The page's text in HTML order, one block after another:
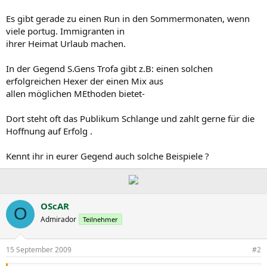
Es gibt gerade zu einen Run in den Sommermonaten, wenn
viele portug. Immigranten in
ihrer Heimat Urlaub machen.
In der Gegend S.Gens Trofa gibt z.B: einen solchen
erfolgreichen Hexer der einen Mix aus
allen möglichen MEthoden bietet-
Dort steht oft das Publikum Schlange und zahlt gerne für die
Hoffnung auf Erfolg .
Kennt ihr in eurer Gegend auch solche Beispiele ?
O OScAR
Admirador Teilnehmer
15 September 2009 #2